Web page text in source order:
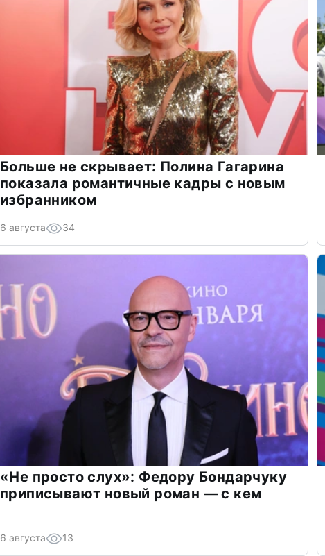
Больше не скрывает: Полина Гагарина
показала романтичные кадры с новым
избранником
6 августа 34
«Не просто слух»: Федору Бондарчуку
приписывают новый роман — с кем
6 августа 13